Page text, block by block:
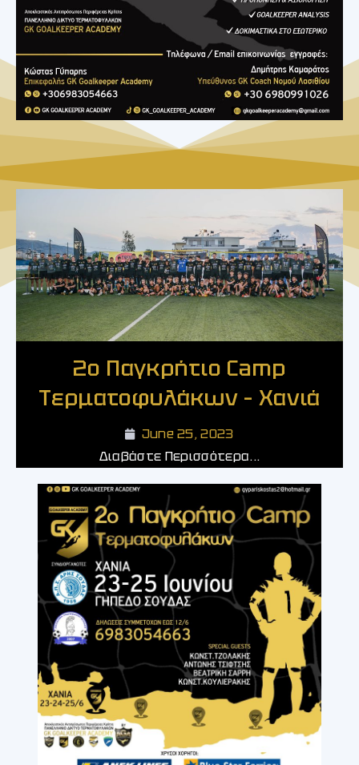
2ο Παγκρήτιο Camp
Τερματοφυλάκων – Χανιά
June 25, 2023
Διαβάστε Περισσότερα...